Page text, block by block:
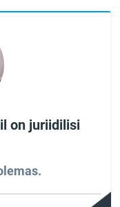
on juriidilisi